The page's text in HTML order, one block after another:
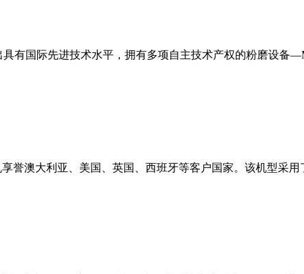
有国际先进技术水平，拥有多项自主技术产权的粉磨设备
誉澳大利亚、美国、英国、西班牙等客户国家。该机型采